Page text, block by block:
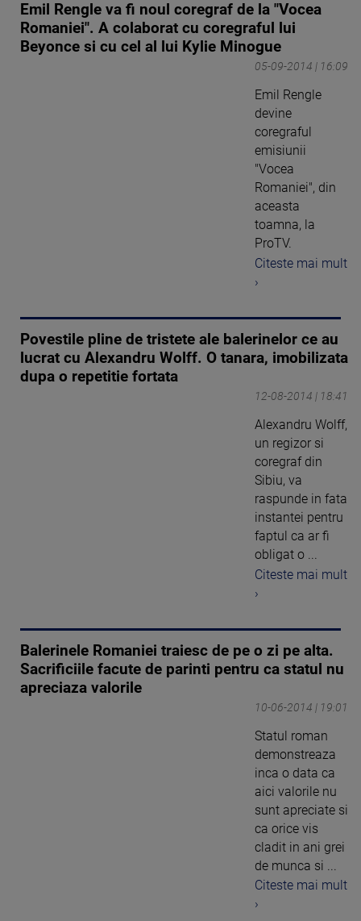
Emil Rengle va fi noul coregraf de la "Vocea
Romaniei". A colaborat cu coregraful lui
Beyonce si cu cel al lui Kylie Minogue
05-09-2014 | 16:09
Emil Rengle
devine
coregraful
emisiunii
"Vocea
Romaniei", din
aceasta
toamna, la
ProTV.
Citeste mai mult
›
Povestile pline de tristete ale balerinelor ce au
lucrat cu Alexandru Wolff. O tanara, imobilizata
dupa o repetitie fortata
12-08-2014 | 18:41
Alexandru Wolff,
un regizor si
coregraf din
Sibiu, va
raspunde in fata
instantei pentru
faptul ca ar fi
obligat o ...
Citeste mai mult
›
Balerinele Romaniei traiesc de pe o zi pe alta.
Sacrificiile facute de parinti pentru ca statul nu
apreciaza valorile
10-06-2014 | 19:01
Statul roman
demonstreaza
inca o data ca
aici valorile nu
sunt apreciate si
ca orice vis
cladit in ani grei
de munca si ...
Citeste mai mult
›